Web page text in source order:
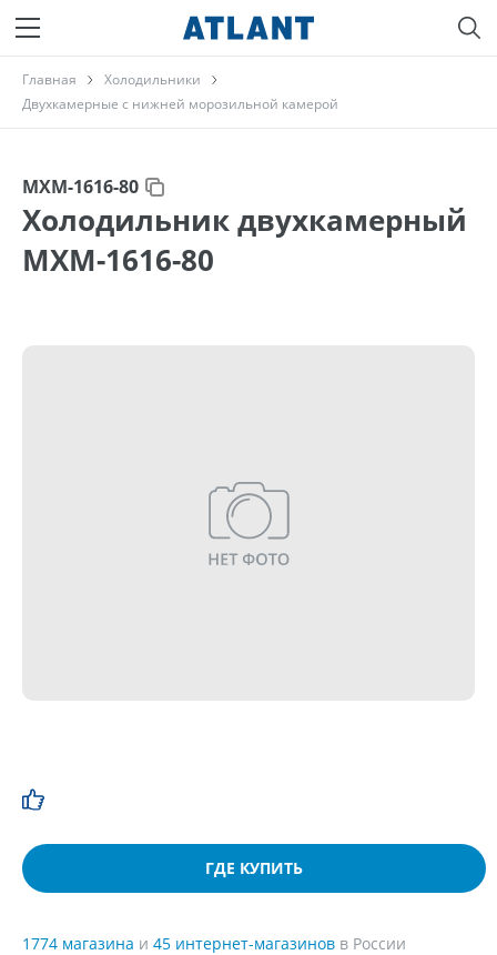
Главная
Холодильники
Двухкамерные с нижней морозильной камерой
МХМ-1616-80
Холодильник двухкамерный
МХМ-1616-80
ГДЕ КУПИТЬ
1774 магазина и 45 интернет-магазинов в России